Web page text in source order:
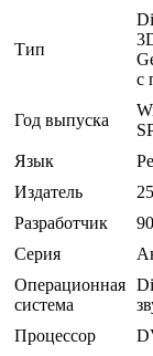
Тип
с
Год выпуска
Язык
Издатель
Разработчик
Серия
Операционная
система
Процессор